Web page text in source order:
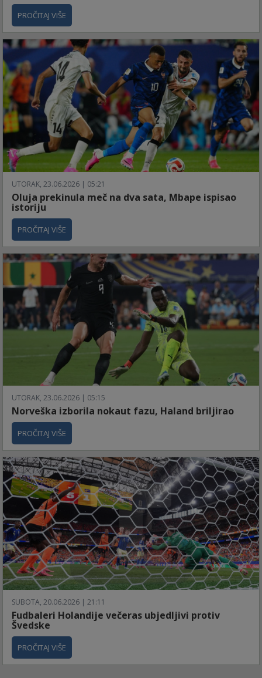
PROČITAJ VIŠE
UTORAK, 23.06.2026 | 05:21
Oluja prekinula meč na dva sata, Mbape ispisao
istoriju
PROČITAJ VIŠE
UTORAK, 23.06.2026 | 05:15
Norveška izborila nokaut fazu, Haland briljirao
PROČITAJ VIŠE
SUBOTA, 20.06.2026 | 21:11
Fudbaleri Holandije večeras ubjedljivi protiv
Švedske
PROČITAJ VIŠE